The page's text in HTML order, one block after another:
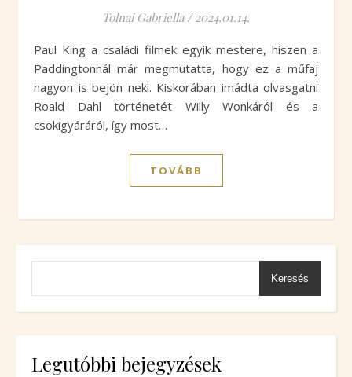
Tolnai Gabriella / 2024.01.14.
Paul King a családi filmek egyik mestere, hiszen a
Paddingtonnál már megmutatta, hogy ez a műfaj
nagyon is bejön neki. Kiskorában imádta olvasgatni
Roald Dahl történetét Willy Wonkáról és a
csokigyáráról, így most…
TOVÁBB
Keresés
Legutóbbi bejegyzések